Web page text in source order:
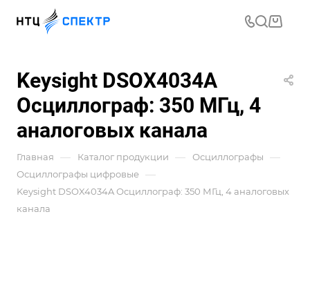
Keysight DSOX4034A
Осциллограф: 350 МГц, 4
аналоговых канала
Главная — Каталог продукции — Осциллографы —
Осциллографы цифровые —
Keysight DSOX4034A Осциллограф: 350 МГц, 4 аналоговых
канала